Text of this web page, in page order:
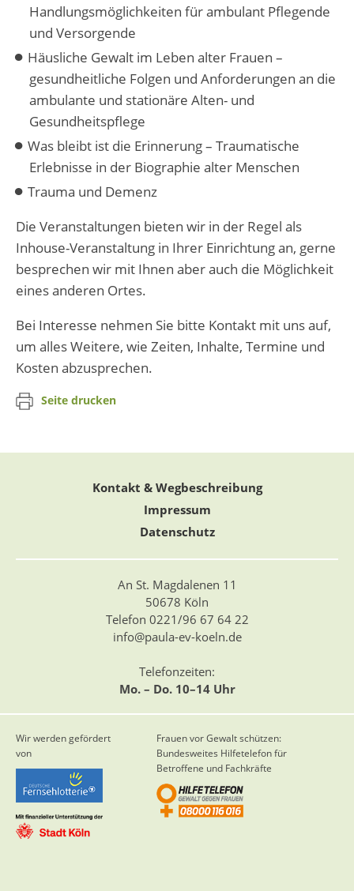
Handlungsmöglichkeiten für ambulant Pflegende
und Versorgende
Häusliche Gewalt im Leben alter Frauen –
gesundheitliche Folgen und Anforderungen an die
ambulante und stationäre Alten- und
Gesundheitspflege
Was bleibt ist die Erinnerung – Traumatische
Erlebnisse in der Biographie alter Menschen
Trauma und Demenz
Die Veranstaltungen bieten wir in der Regel als
Inhouse-Veranstaltung in Ihrer Einrichtung an, gerne
besprechen wir mit Ihnen aber auch die Möglichkeit
eines anderen Ortes.
Bei Interesse nehmen Sie bitte Kontakt mit uns auf,
um alles Weitere, wie Zeiten, Inhalte, Termine und
Kosten abzusprechen.
Seite drucken
Kontakt & Wegbeschreibung
Impressum
Datenschutz
An St. Magdalenen 11
50678 Köln
Telefon 0221/96 67 64 22
info@paula-ev-koeln.de
Telefonzeiten:
Mo. – Do. 10–14 Uhr
Wir werden gefördert
von
Frauen vor Gewalt schützen:
Bundesweites Hilfetelefon für
Betroffene und Fachkräfte